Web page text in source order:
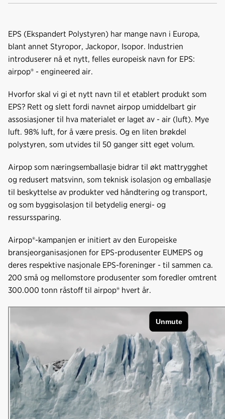
a
e
b
o
i
k
e
d
-
o
t
EPS (Ekspandert Polystyren) har mange navn i Europa,
blant annet Styropor, Jackopor, Isopor. Industrien
introduserer nå et nytt, felles europeisk navn for EPS:
airpop® - engineered air.
Hvorfor skal vi gi et nytt navn til et etablert produkt som
EPS? Rett og slett fordi navnet airpop umiddelbart gir
assosiasjoner til hva materialet er laget av - air (luft). Mye
luft. 98% luft, for å være presis. Og en liten brøkdel
polystyren, som utvides til 50 ganger sitt eget volum.
Airpop som næringsemballasje bidrar til økt mattrygghet
og redusert matsvinn, som teknisk isolasjon og emballasje
til beskyttelse av produkter ved håndtering og transport,
og som byggisolasjon til betydelig energi- og
ressurssparing.
Airpop®-kampanjen er initiert av den Europeiske
bransjeorganisasjonen for EPS-produsenter EUMEPS og
deres respektive nasjonale EPS-foreninger - til sammen ca.
200 små og mellomstore produsenter som foredler omtrent
300.000 tonn råstoff til airpop® hvert år.